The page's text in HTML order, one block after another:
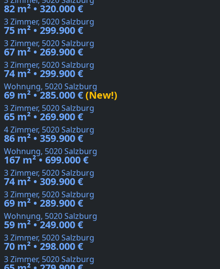
82 m² • 320.000 €
3 Zimmer, 5020 Salzburg
75 m² • 299.900 €
3 Zimmer, 5020 Salzburg
67 m² • 269.900 €
3 Zimmer, 5020 Salzburg
74 m² • 299.900 €
Wohnung, 5020 Salzburg
69 m² • 285.000 €(New!)
3 Zimmer, 5020 Salzburg
65 m² • 269.900 €
4 Zimmer, 5020 Salzburg
86 m² • 359.900 €
Wohnung, 5020 Salzburg
167 m² • 699.000 €
3 Zimmer, 5020 Salzburg
74 m² • 309.900 €
3 Zimmer, 5020 Salzburg
69 m² • 289.900 €
Wohnung, 5020 Salzburg
59 m² • 249.000 €
3 Zimmer, 5020 Salzburg
70 m² • 298.000 €
3 Zimmer, 5020 Salzburg